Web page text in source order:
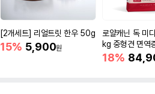
[2개세트] 리얼트릿 한우 50g
15% 5,900원
로얄캐닌 독 미
kg 중형견 면역
18%